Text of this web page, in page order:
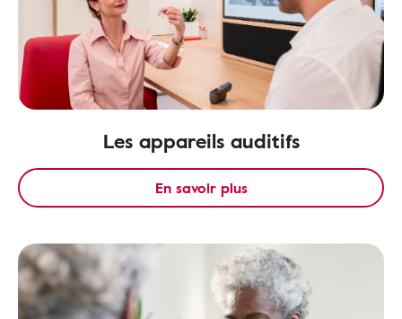
Les appareils auditifs
En savoir plus